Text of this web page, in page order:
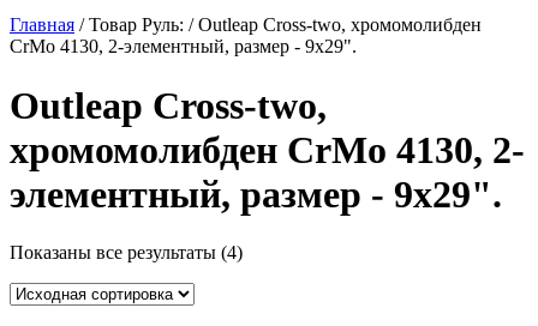
Главная / Товар Руль: / Outleap Cross-two, хромомолибден
CrMo 4130, 2-элементный, размер - 9х29".
Outleap Cross-two,
хромомолибден CrMo 4130, 2-
элементный, размер - 9х29".
Показаны все результаты (4)